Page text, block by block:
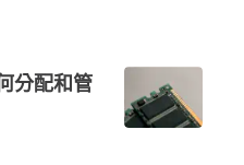
分配和管